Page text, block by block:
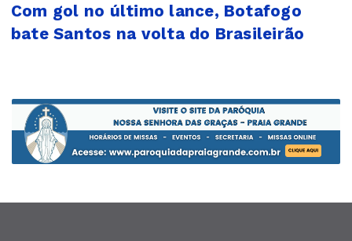
Com gol no último lance, Botafogo
bate Santos na volta do Brasileirão